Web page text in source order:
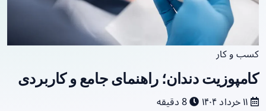
کسب و کار
کامپوزیت دندان؛ راهنمای جامع و کاربردی
8 دقیقه